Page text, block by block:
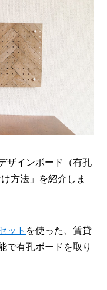
ザインボード（有孔
方法」を紹介しま
ット を使った、賃貸
で有孔ボードを取り